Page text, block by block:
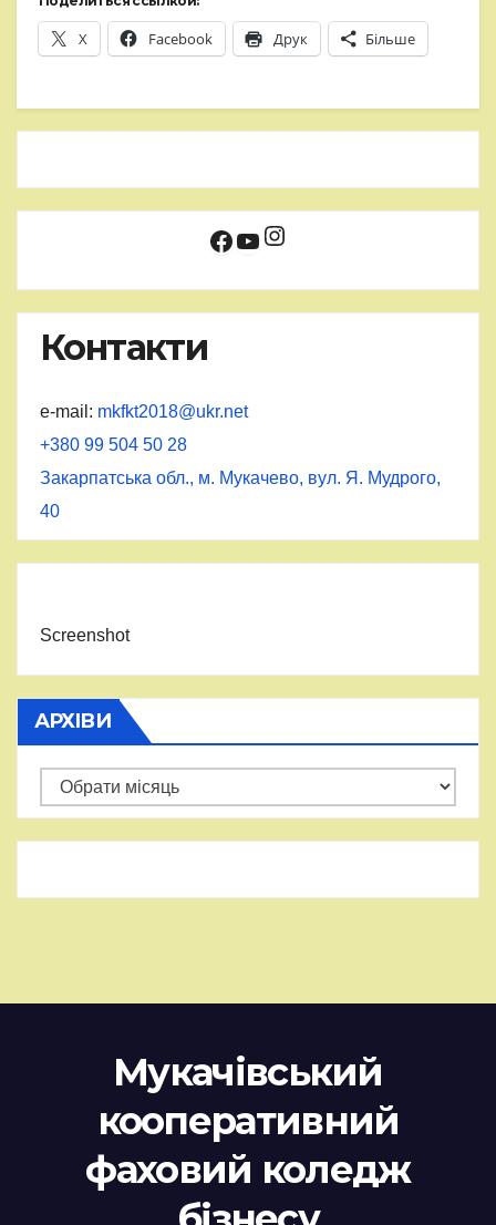
X Facebook Друк Більше
Facebook
YouTube
Instagram
Контакти
e-mail: mkfkt2018@ukr.net
+380 99 504 50 28
Закарпатська обл., м. Мукачево, вул. Я. Мудрого,
40
Screenshot
АРХІВИ
Архіви
Мукачівський
кооперативний
фаховий коледж